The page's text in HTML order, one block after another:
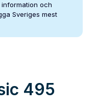
och
Sveriges mest
495